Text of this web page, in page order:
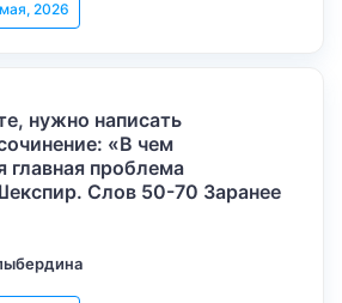
2026
нужно написать
«В чем
главная проблема
Слов 50-70 Заранее